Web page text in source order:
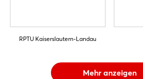
RPTU Kaiserslautern-Landau
Mehr anzeigen